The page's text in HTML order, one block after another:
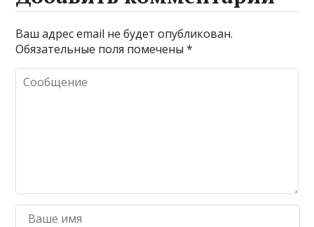
Ваш адрес email не будет опубликован.
Обязательные поля помечены*